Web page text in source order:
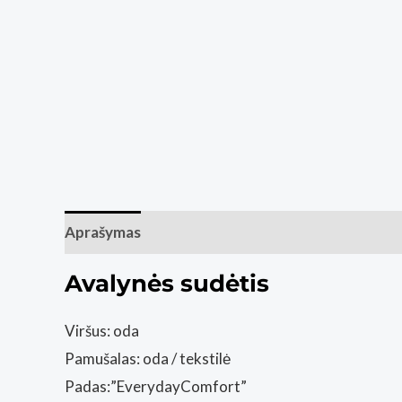
Aprašymas
Avalynės sudėtis
Viršus: oda
Pamušalas: oda / tekstilė
Padas:”EverydayComfort”